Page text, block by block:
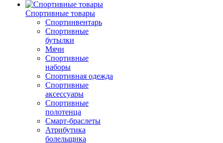
Спортивные товары
Спортинвентарь
Спортивные
бутылки
Мячи
Спортивные
наборы
Спортивная одежда
Спортивные
аксессуары
Спортивные
полотенца
Смарт-браслеты
Атрибутика
болельщика